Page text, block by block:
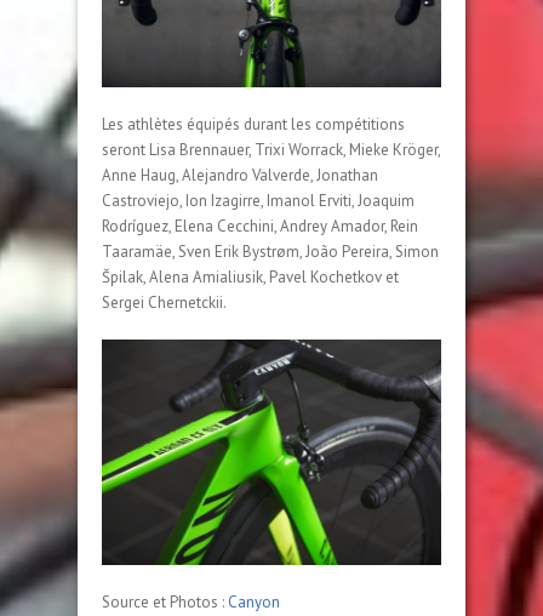
Les athlètes équipés durant les compétitions
seront Lisa Brennauer, Trixi Worrack, Mieke Kröger,
Anne Haug, Alejandro Valverde, Jonathan
Castroviejo, Ion Izagirre, Imanol Erviti, Joaquim
Rodríguez, Elena Cecchini, Andrey Amador, Rein
Taaramäe, Sven Erik Bystrøm, João Pereira, Simon
Špilak, Alena Amialiusik, Pavel Kochetkov et
Sergei Chernetckii.
Source et Photos : Canyon